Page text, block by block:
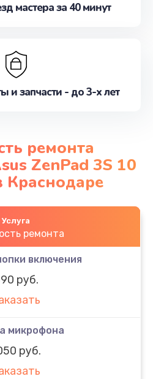
мастера за 40 минут
и запчасти - до 3-х лет
ремонта
ZenPad 3S 10
Краснодаре
Услуга
ремонта
включения
руб.
микрофона
руб.